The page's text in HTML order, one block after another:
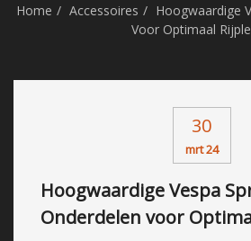
Home Accessoires
Hoogwaardige
Voor Optimaal
30
mrt 24
Hoogwaardige Vespa
Onderdelen voor